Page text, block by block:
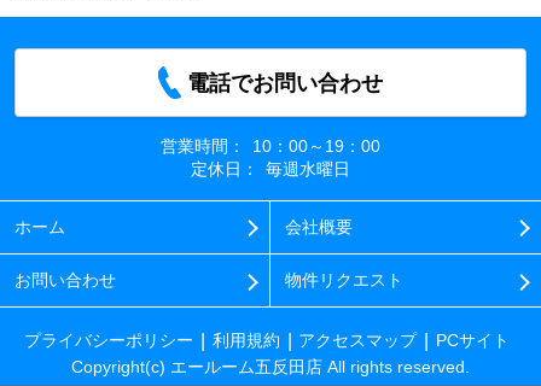
電話でお問い合わせ
営業時間：
10：00～19：00
定休日：
毎週水曜日
ホーム 会社概要
お問い合わせ 物件リクエスト
プライバシーポリシー 利用規約 アクセスマップ
PCサイト
Copyright(c) エールーム五反田店 All rights reserved.